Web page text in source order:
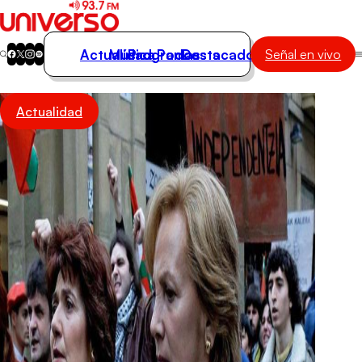
Actualidad
Música
Programas
Podcasts
Destacados
Actualidad
Música
Programas
Podcasts
Destacados Señal en vivo
Actualidad